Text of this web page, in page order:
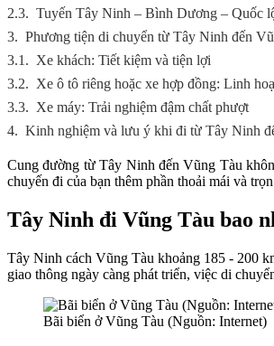
2.3. Tuyến Tây Ninh – Bình Dương – Quốc
3. Phương tiện di chuyển từ Tây Ninh đến
3.1. Xe khách: Tiết kiệm và tiện lợi
3.2. Xe ô tô riêng hoặc xe hợp đồng: Linh
3.3. Xe máy: Trải nghiệm đậm chất phượt
4. Kinh nghiệm và lưu ý khi đi từ Tây Ninh
Cung đường từ Tây Ninh đến Vũng Tàu
chuyến đi của bạn thêm phần thoải mái và
Tây Ninh đi Vũng Tàu bao
Tây Ninh cách Vũng Tàu khoảng 185 - 200
giao thông ngày càng phát triển, việc di
Bãi biển ở Vũng Tàu (Nguồn: Internet)